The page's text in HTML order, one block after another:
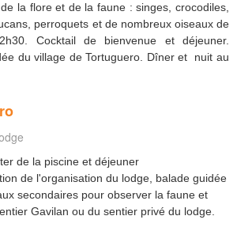
la flore et de la faune : singes, crocodiles,
perroquets et de nombreux oiseaux de
Cocktail de bienvenue et déjeuner.
du village de Tortuguero. Dîner et nuit au
de la piscine et déjeuner
de l'organisation du lodge, balade guidée
secondaires pour observer la faune et
Gavilan ou du sentier privé du lodge.